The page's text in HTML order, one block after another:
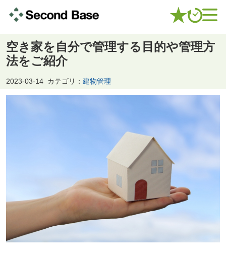
空き家を自分で管理する目的や管理方
法をご紹介
2023-03-14 カテゴリ： 建物管理